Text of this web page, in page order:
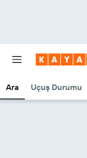
Ara Uçuş Durumu